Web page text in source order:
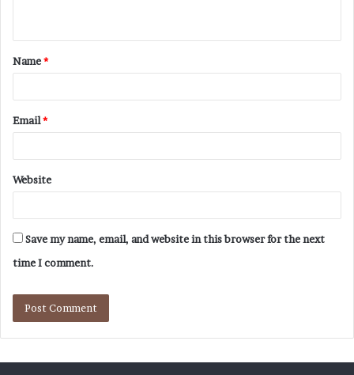
Name*
Email*
Website
Save my name, email, and website in this browser for the next
time I comment.